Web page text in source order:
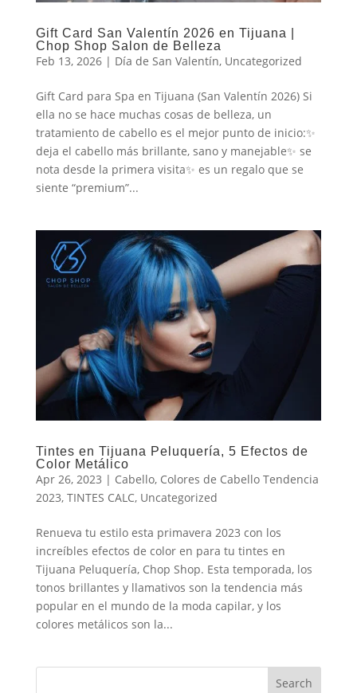
Gift Card San Valentín 2026 en Tijuana |
Chop Shop Salon de Belleza
Feb 13, 2026| Día de San Valentín, Uncategorized
Gift Card para Spa en Tijuana (San Valentín 2026) Si
ella no se hace muchas cosas de belleza, un
tratamiento de cabello es el mejor punto de inicio:✨
deja el cabello más brillante, sano y manejable✨ se
nota desde la primera visita✨ es un regalo que se
siente “premium”...
Tintes en Tijuana Peluquería, 5 Efectos de
Color Metálico
Apr 26, 2023 | Cabello, Colores de Cabello Tendencia
2023, TINTES CALC, Uncategorized
Renueva tu estilo esta primavera 2023 con los
increíbles efectos de color en para tu tintes en
Tijuana Peluquería, Chop Shop. Esta temporada, los
tonos brillantes y llamativos son la tendencia más
popular en el mundo de la moda capilar, y los
colores metálicos son la...